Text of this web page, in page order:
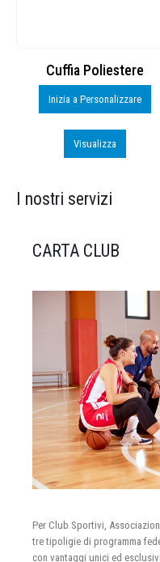
Cuffia Poliestere
Inizia a Personalizzare
Visualizza
I nostri servizi
CARTA CLUB
Per Club Sportivi,
tre tipoligie di programma
con vantaggi unici ed